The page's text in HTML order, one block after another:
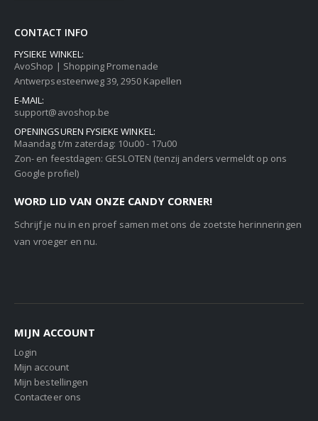
CONTACT INFO
FYSIEKE WINKEL:
AvoShop | Shopping Promenade
Antwerpsesteenweg 39, 2950 Kapellen
E-MAIL:
support@avoshop.be
OPENINGSUREN FYSIEKE WINKEL:
Maandag t/m zaterdag: 10u00 - 17u00
Zon- en feestdagen: GESLOTEN (tenzij anders vermeldt op ons
Google profiel)
WORD LID VAN ONZE CANDY CORNER!
Schrijf je nu in en proef samen met ons de zoetste herinneringen
van vroeger en nu.
MIJN ACCOUNT
Login
Mijn account
Mijn bestellingen
Contacteer ons